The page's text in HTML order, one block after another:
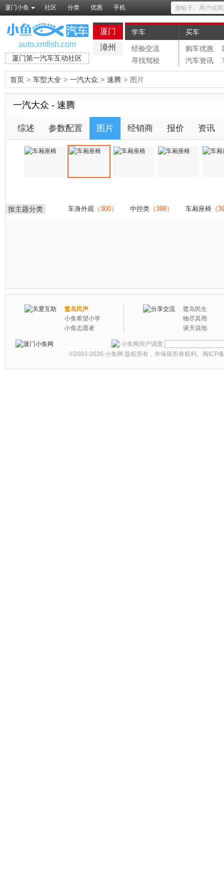
厦门小鱼 社区 分类 优惠 手机
auto.xmfish.com
厦门第一汽车互动社区
厦门
漳州
学车
经验交流
寻找驾校
买车
购车优惠
汽车资讯
首页 > 车型大全 > 一汽大众 > 速腾 > 图片
一汽大众 - 速腾
综述 参数配置 图片 经销商 报价 资讯
按主题分类 车身外观 （300） 中控类 （398） 车厢座椅 （
鹭岛民声
小鱼希望小学
小鱼志愿者
鹭岛民生
物尽其用
谈天说地
小鱼网用户调查
©2003-2026 小鱼网 版权所有，并保留所有权利。 闽ICP